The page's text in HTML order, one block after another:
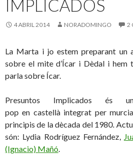
IMPLICADOS
4 ABRIL 2014 NORADOMINGO 2
La Marta i jo estem preparant un
sobre el mite d’Ícar i Dèdal i hem
parla sobre Ícar.
Presuntos Implicados és
pop en castellà integrat per
principis de la dècada del 1980.
són: Lydia Rodríguez Fernández,
(Ignacio) Mañó.